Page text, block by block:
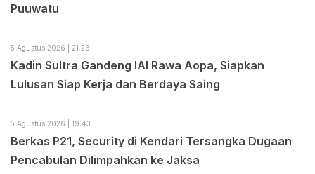
Puuwatu
5 Agustus 2026 | 21:26
Kadin Sultra Gandeng IAI Rawa Aopa, Siapkan
Lulusan Siap Kerja dan Berdaya Saing
5 Agustus 2026 | 19:43
Berkas P21, Security di Kendari Tersangka Dugaan
Pencabulan Dilimpahkan ke Jaksa